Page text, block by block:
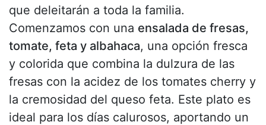
que deleitarán a toda la familia.
Comenzamos con una ensalada de fresas,
tomate, feta y albahaca, una opción fresca
y colorida que combina la dulzura de las
fresas con la acidez de los tomates cherry y
la cremosidad del queso feta. Este plato es
ideal para los días calurosos, aportando un